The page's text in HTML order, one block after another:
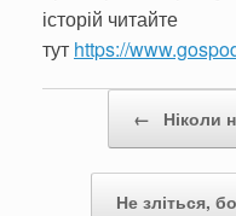
історій читайте
тут https://
← Ніколи
Не зліться,